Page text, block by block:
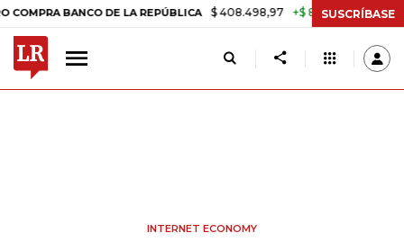
BANCO DE LA REPÚBLICA $ 408.498,97 +$ 8.753,81 +2,19%
SUSCRÍBASE
INTERNET ECONOMY